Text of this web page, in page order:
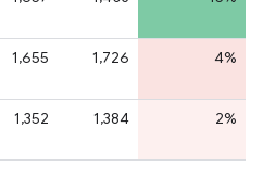
1,655 1,726 4%
1,352 1,384 2%